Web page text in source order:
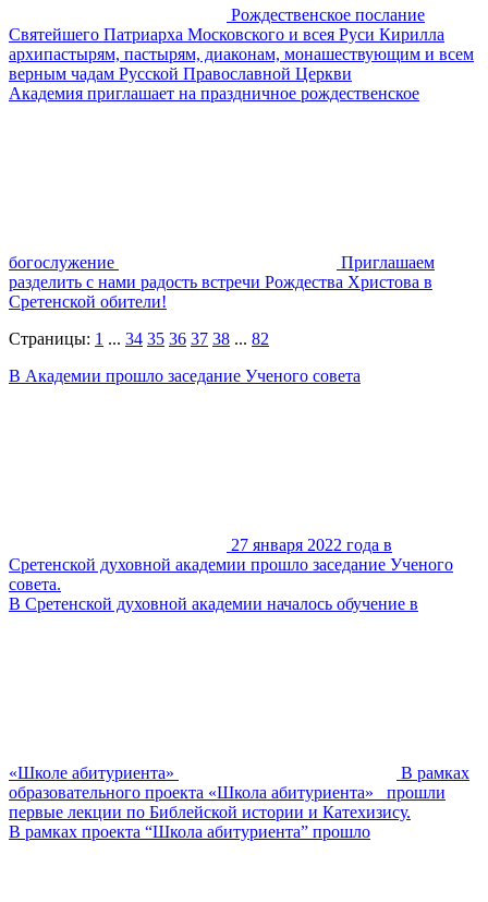
Рождественское послание
Святейшего Патриарха Московского и всея Руси Кирилла
архипастырям, пастырям, диаконам, монашествующим и всем
верным чадам Русской Православной Церкви
Академия приглашает на праздничное рождественское
богослужение
Приглашаем
разделить с нами радость встречи Рождества Христова в
Сретенской обители!
Страницы: 1 ... 34 35 36 37 38 ... 82
В Академии прошло заседание Ученого совета
27 января 2022 года в
Сретенской духовной академии прошло заседание Ученого
совета.
В Сретенской духовной академии началось обучение в
«Школе абитуриента»
В рамках
образовательного проекта «Школа абитуриента» прошли
первые лекции по Библейской истории и Катехизису.
В рамках проекта “Школа абитуриента” прошло